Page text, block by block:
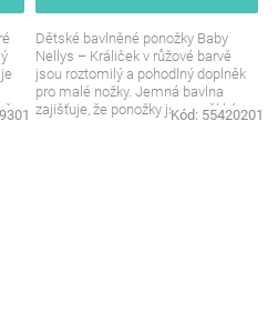
Dětské bavlněné ponožky Baby
Nellys – Králiček v růžové barvě
jsou roztomilý a pohodlný doplněk
pro malé nožky. Jemná bavlna
zajišťuje, že ponožky jsou měkké a
Kód: 55420201